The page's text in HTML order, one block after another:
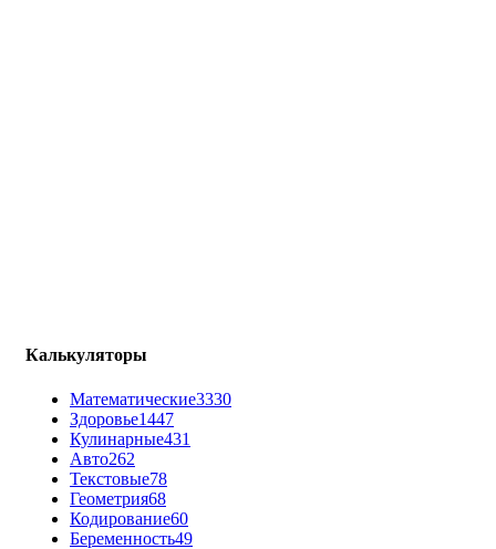
Калькуляторы
Математические3330
Здоровье1447
Кулинарные431
Авто262
Текстовые78
Геометрия68
Кодирование60
Беременность49